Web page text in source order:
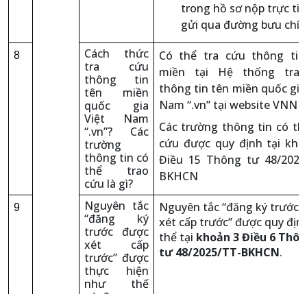
trong hồ sơ nộp trực
gửi qua đường bưu
8
Cách thức
tra cứu
thông tin
tên miền
quốc gia
Việt Nam
“.vn”? Các
trường
thông tin có
thể trao
cứu là gì?
Có thể tra cứu thông
miền tại Hệ thống tra
thông tin tên miền quốc
Nam “.vn” tại website
Các trường thông tin có
cứu được quy định tại
Điều 15 Thông tư 48/
BKHCN
9
Nguyên tắc
“đăng ký
trước được
xét cấp
trước” được
thực hiện
như thế
Nguyên tắc “đăng ký trước
xét cấp trước” được quy
thể tại khoản 3 Điều 6
tư 48/2025/TT-BKHCN.